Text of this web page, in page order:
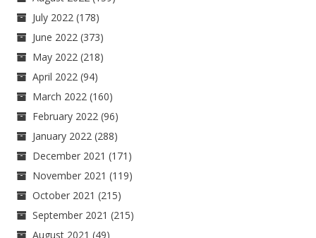
July 2022 (178)
June 2022 (373)
May 2022 (218)
April 2022 (94)
March 2022 (160)
February 2022 (96)
January 2022 (288)
December 2021 (171)
November 2021 (119)
October 2021 (215)
September 2021 (215)
August 2021 (49)